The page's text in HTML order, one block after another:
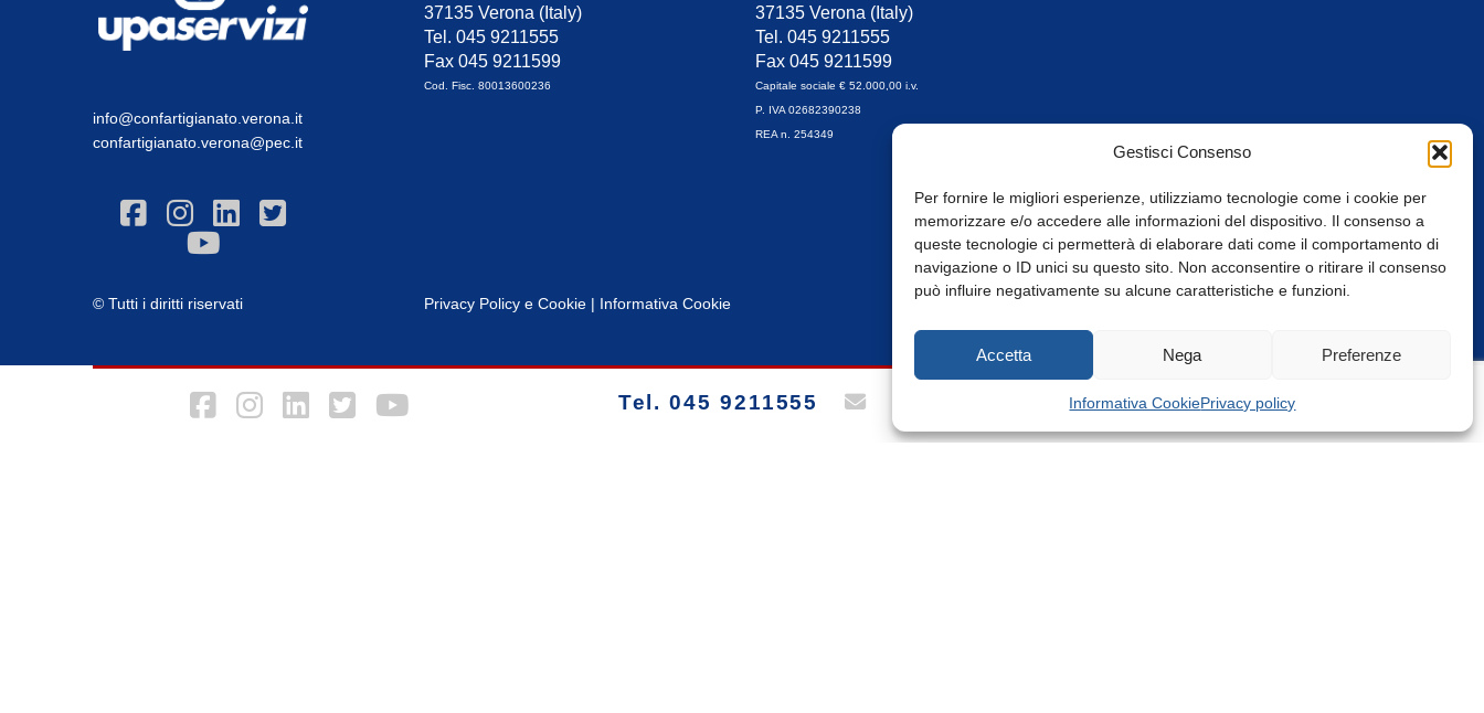
Gestisci Consenso
Per fornire le migliori esperienze, utilizziamo tecnologie come i cookie per
memorizzare e/o accedere alle informazioni del dispositivo. Il consenso a
queste tecnologie ci permetterà di elaborare dati come il comportamento di
navigazione o ID unici su questo sito. Non acconsentire o ritirare il consenso
può influire negativamente su alcune caratteristiche e funzioni.
Accetta Nega Preferenze
Informativa CookiePrivacy policy
info@confartigianato.verona.it
confartigianato.verona@pec.it
37135 Verona (Italy)
Tel. 045 9211555
Fax 045 9211599
Cod. Fisc. 80013600236
37135 Verona (Italy)
Tel. 045 9211555
Fax 045 9211599
Capitale sociale € 52.000,00 i.v.
P. IVA 02682390238
REA n. 254349
© Tutti i diritti riservati Privacy Policy e Cookie | Informativa Cookie
Tel. 045 9211555